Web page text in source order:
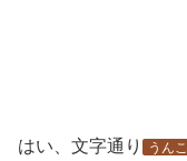
はい、文字通り うんこ